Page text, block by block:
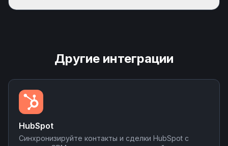
Другие интеграции
HubSpot
Синхронизируйте контакты и сделки HubSpot с